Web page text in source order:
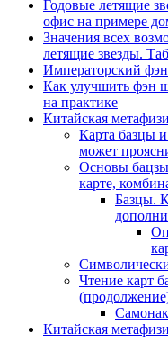
Годовые летящие
офис на примере
Значения всех
летящие звезды.
Императорский
Как улучшить фэн
на практике
Китайская
Карта базцы
может
Основы
карте,
Базцы.
Чтение карт
Китайская